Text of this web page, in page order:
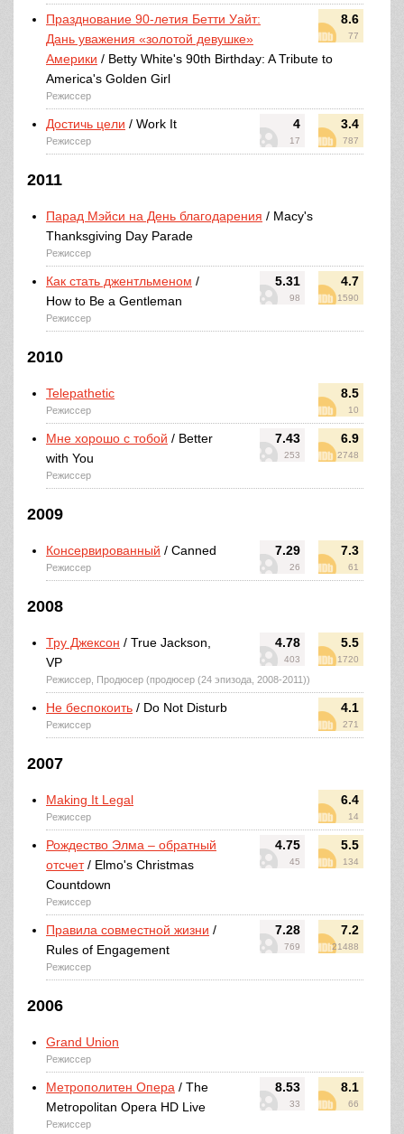
8.6
77
Празднование 90-летия Бетти Уайт:
Дань уважения «золотой девушке»
Америки / Betty White's 90th Birthday: A Tribute to
America's Golden Girl
Режиссер
4
17
3.4
787
Достичь цели / Work It
Режиссер
2011
Парад Мэйси на День благодарения / Macy's
Thanksgiving Day Parade
Режиссер
5.31
98
4.7
1590
Как стать джентльменом /
How to Be a Gentleman
Режиссер
2010
8.5
10
Telepathetic
Режиссер
7.43
253
6.9
2748
Мне хорошо с тобой / Better
with You
Режиссер
2009
7.29
26
7.3
61
Консервированный / Canned
Режиссер
2008
4.78
403
5.5
1720
Тру Джексон / True Jackson,
VP
Режиссер, Продюсер (продюсер (24 эпизода, 2008-2011))
4.1
271
Не беспокоить / Do Not Disturb
Режиссер
2007
6.4
14
Making It Legal
Режиссер
4.75
45
5.5
134
Рождество Элма – обратный
отсчет/ Elmo's Christmas
Countdown
Режиссер
7.28
769
7.2
21488
Правила совместной жизни /
Rules of Engagement
Режиссер
2006
Grand Union
Режиссер
8.53
33
8.1
66
Метрополитен Опера / The
Metropolitan Opera HD Live
Режиссер